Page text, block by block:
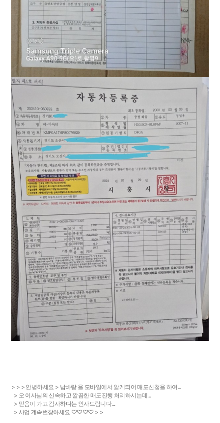
> > > 안녕하세요 > 남바랑 을 모바일에서 알게되어 매도신청을 하여...
> 오 이사님의 신속하고 깔끔한 매도진행 처리하시는데...
> 믿음이 가고 감사하다는 인사드림니다...
> 사업 계속번창하세요 ♡♡♡♡ > >